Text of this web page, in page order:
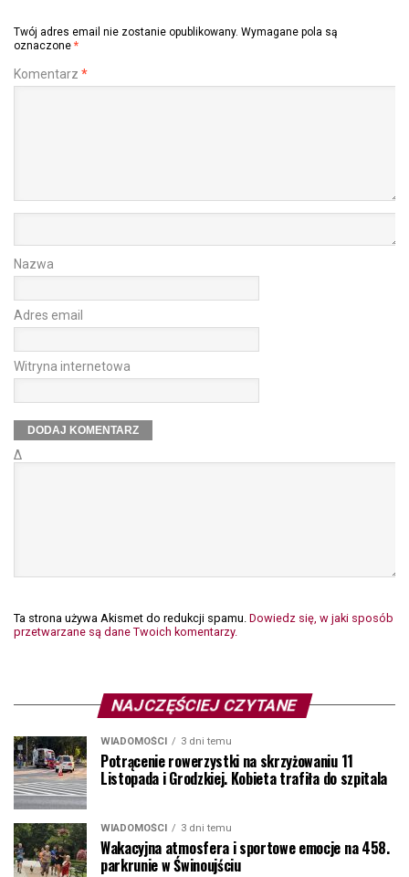
Twój adres email nie zostanie opublikowany. Wymagane pola są
oznaczone *
Komentarz *
Nazwa
Adres email
Witryna internetowa
Δ
Ta strona używa Akismet do redukcji spamu. Dowiedz się, w jaki sposób
przetwarzane są dane Twoich komentarzy.
NAJCZĘŚCIEJ CZYTANE
WIADOMOŚCI 3 dni temu
Potrącenie rowerzystki na skrzyżowaniu 11
Listopada i Grodzkiej. Kobieta trafiła do szpitala
WIADOMOŚCI 3 dni temu
Wakacyjna atmosfera i sportowe emocje na 458.
parkrunie w Świnoujściu